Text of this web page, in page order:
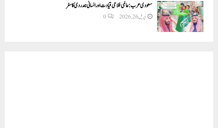
سعودی عرب: عالمی فلاحی قیادت اور انسانی ہمدردی کا سفر
اپریل 26, 2026 0